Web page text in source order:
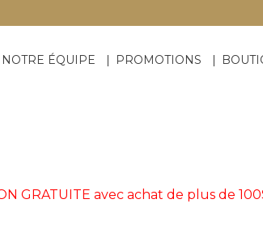
NOTRE ÉQUIPE PROMOTIONS
GRATUITE avec achat de plus de